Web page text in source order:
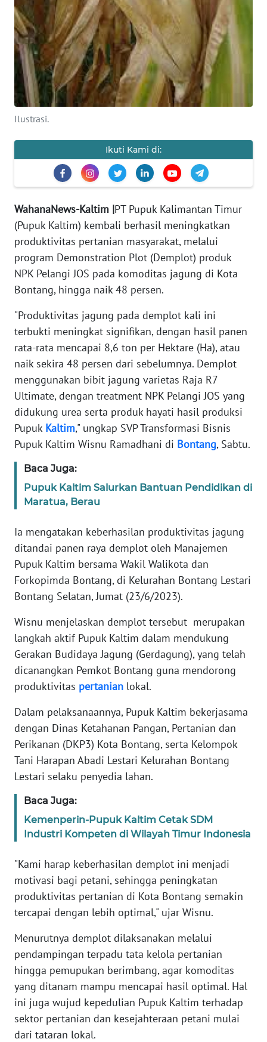
Ilustrasi.
Ikuti Kami di:
WahanaNews-Kaltim |PT Pupuk Kalimantan Timur
(Pupuk Kaltim) kembali berhasil meningkatkan
produktivitas pertanian masyarakat, melalui
program Demonstration Plot (Demplot) produk
NPK Pelangi JOS pada komoditas jagung di Kota
Bontang, hingga naik 48 persen.
"Produktivitas jagung pada demplot kali ini
terbukti meningkat signifikan, dengan hasil panen
rata-rata mencapai 8,6 ton per Hektare (Ha), atau
naik sekira 48 persen dari sebelumnya. Demplot
menggunakan bibit jagung varietas Raja R7
Ultimate, dengan treatment NPK Pelangi JOS yang
didukung urea serta produk hayati hasil produksi
Pupuk Kaltim," ungkap SVP Transformasi Bisnis
Pupuk Kaltim Wisnu Ramadhani di Bontang, Sabtu.
Baca Juga:
Pupuk Kaltim Salurkan Bantuan Pendidikan di
Maratua, Berau
Ia mengatakan keberhasilan produktivitas jagung
ditandai panen raya demplot oleh Manajemen
Pupuk Kaltim bersama Wakil Walikota dan
Forkopimda Bontang, di Kelurahan Bontang Lestari
Bontang Selatan, Jumat (23/6/2023).
Wisnu menjelaskan demplot tersebut merupakan
langkah aktif Pupuk Kaltim dalam mendukung
Gerakan Budidaya Jagung (Gerdagung), yang telah
dicanangkan Pemkot Bontang guna mendorong
produktivitas pertanian lokal.
Dalam pelaksanaannya, Pupuk Kaltim bekerjasama
dengan Dinas Ketahanan Pangan, Pertanian dan
Perikanan (DKP3) Kota Bontang, serta Kelompok
Tani Harapan Abadi Lestari Kelurahan Bontang
Lestari selaku penyedia lahan.
Baca Juga:
Kemenperin-Pupuk Kaltim Cetak SDM
Industri Kompeten di Wilayah Timur Indonesia
"Kami harap keberhasilan demplot ini menjadi
motivasi bagi petani, sehingga peningkatan
produktivitas pertanian di Kota Bontang semakin
tercapai dengan lebih optimal," ujar Wisnu.
Menurutnya demplot dilaksanakan melalui
pendampingan terpadu tata kelola pertanian
hingga pemupukan berimbang, agar komoditas
yang ditanam mampu mencapai hasil optimal. Hal
ini juga wujud kepedulian Pupuk Kaltim terhadap
sektor pertanian dan kesejahteraan petani mulai
dari tataran lokal.
KAMI
PEDOMAN
MEDIA
SIBER
REDAKSI
KARIR
DISCLAIMER
Wahana
Regional
WN
SUMUT
WN
JAKARTA
WN
JABAR
BANTEN
WN
NTT
WN
KEPRI
WN
WN
PAPUA
BARAT
RIAU
WN
JAMBI
WN
NTB
WN
SULTENG
SULBAR
WN
WN
SUMBAR
WN
SUMSEL